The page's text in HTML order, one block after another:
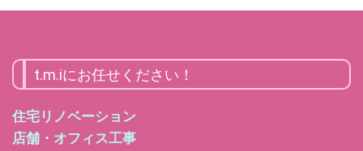
t.m.iにお任せください！
住宅リノベーション
店舗・オフィス工事